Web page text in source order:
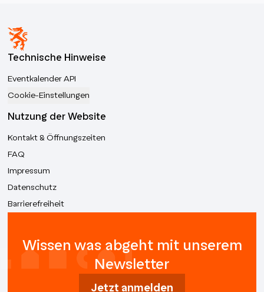
Technische Hinweise
Eventkalender API
Cookie-Einstellungen
Nutzung der Website
Kontakt & Öffnungszeiten
FAQ
Impressum
Datenschutz
Barrierefreiheit
Wissen was abgeht mit unserem
Newsletter
Jetzt anmelden